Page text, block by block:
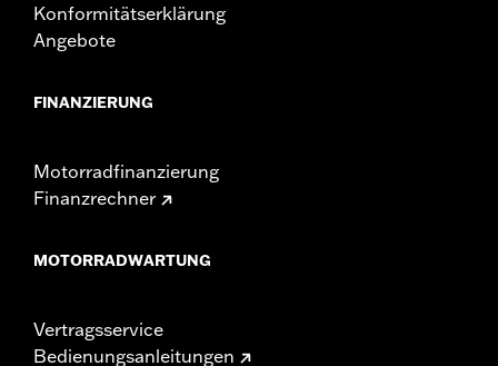
Konformitätserklärung
Angebote
FINANZIERUNG
Motorradfinanzierung
Finanzrechner
MOTORRADWARTUNG
Vertragsservice
Bedienungsanleitungen